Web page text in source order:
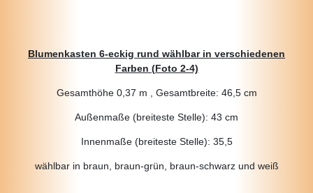
Blumenkasten 6-eckig rund wählbar in verschiedenen
Farben (Foto 2-4)
Gesamthöhe 0,37 m , Gesamtbreite: 46,5 cm
Außenmaße (breiteste Stelle): 43 cm
Innenmaße (breiteste Stelle): 35,5
wählbar in braun, braun-grün, braun-schwarz und weiß